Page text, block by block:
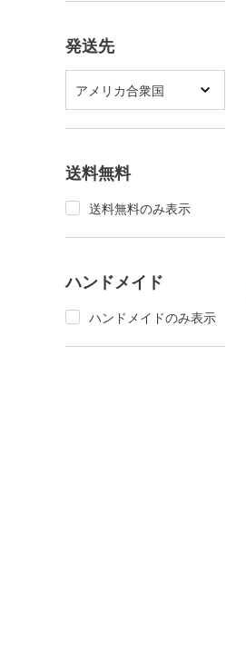
発送先
アメリカ合衆国
送料無料
送料無料のみ表示
ハンドメイド
ハンドメイドのみ表示